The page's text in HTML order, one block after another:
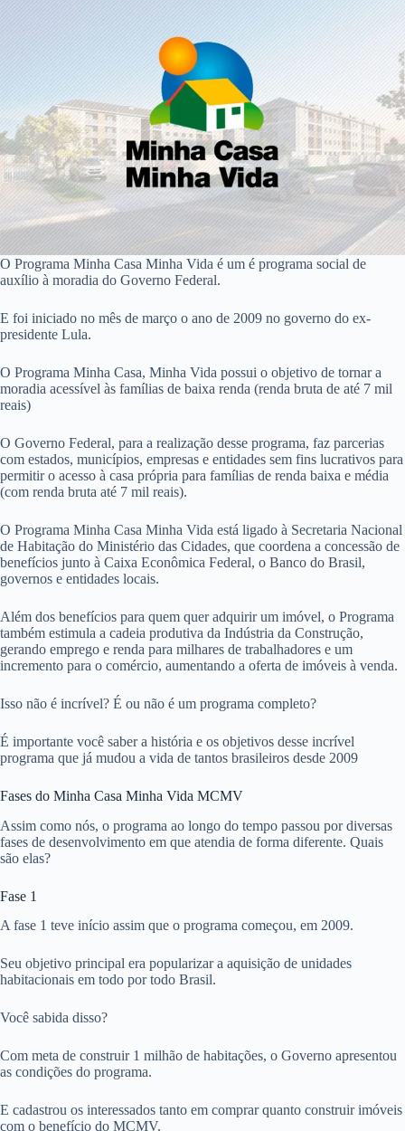
O Programa Minha Casa Minha Vida é um é programa social de
auxílio à moradia do Governo Federal.
E foi iniciado no mês de março o ano de 2009 no governo do ex-
presidente Lula.
O Programa Minha Casa, Minha Vida possui o objetivo de tornar a
moradia acessível às famílias de baixa renda (renda bruta de até 7 mil
reais)
O Governo Federal, para a realização desse programa, faz parcerias
com estados, municípios, empresas e entidades sem fins lucrativos para
permitir o acesso à casa própria para famílias de renda baixa e média
(com renda bruta até 7 mil reais).
O Programa Minha Casa Minha Vida está ligado à Secretaria Nacional
de Habitação do Ministério das Cidades, que coordena a concessão de
benefícios junto à Caixa Econômica Federal, o Banco do Brasil,
governos e entidades locais.
Além dos benefícios para quem quer adquirir um imóvel, o Programa
também estimula a cadeia produtiva da Indústria da Construção,
gerando emprego e renda para milhares de trabalhadores e um
incremento para o comércio, aumentando a oferta de imóveis à venda.
Isso não é incrível? É ou não é um programa completo?
É importante você saber a história e os objetivos desse incrível
programa que já mudou a vida de tantos brasileiros desde 2009
Fases do Minha Casa Minha Vida MCMV
Assim como nós, o programa ao longo do tempo passou por diversas
fases de desenvolvimento em que atendia de forma diferente. Quais
são elas?
Fase 1
A fase 1 teve início assim que o programa começou, em 2009.
Seu objetivo principal era popularizar a aquisição de unidades
habitacionais em todo por todo Brasil.
Você sabida disso?
Com meta de construir 1 milhão de habitações, o Governo apresentou
as condições do programa.
E cadastrou os interessados tanto em comprar quanto construir imóveis
com o benefício do MCMV.